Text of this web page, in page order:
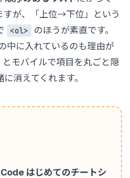
すが、「上位→下位」という
<ol>
のほうが素直です。
中に入れているのも理由が
とモバイルで項目を丸ごと隠
消えてくれます。
はじめてのチートシ